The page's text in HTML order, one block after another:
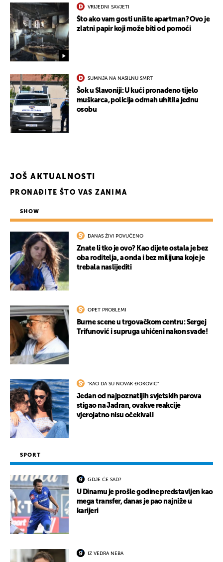
VRIJEDNI SAVJETI
Što ako vam gosti unište apartman? Ovo je
zlatni papir koji može biti od pomoći
SUMNJA NA NASILNU SMRT
Šok u Slavoniji: U kući pronađeno tijelo
muškarca, policija odmah uhitila jednu
osobu
JOŠ AKTUALNOSTI
PRONAĐITE ŠTO VAS ZANIMA
SHOW
DANAS ŽIVI POVUČENO
Znate li tko je ovo? Kao dijete ostala je bez
oba roditelja, a onda i bez milijuna koje je
trebala naslijediti
OPET PROBLEMI
Burne scene u trgovačkom centru: Sergej
Trifunović i supruga uhićeni nakon svađe!
"KAO DA SU NOVAK ĐOKOVIĆ"
Jedan od najpoznatijih svjetskih parova
stigao na Jadran, ovakve reakcije
vjerojatno nisu očekivali
SPORT
GDJE ĆE SAD?
U Dinamu je prošle godine predstavljen kao
mega transfer, danas je pao najniže u
karijeri
IZ VEDRA NEBA